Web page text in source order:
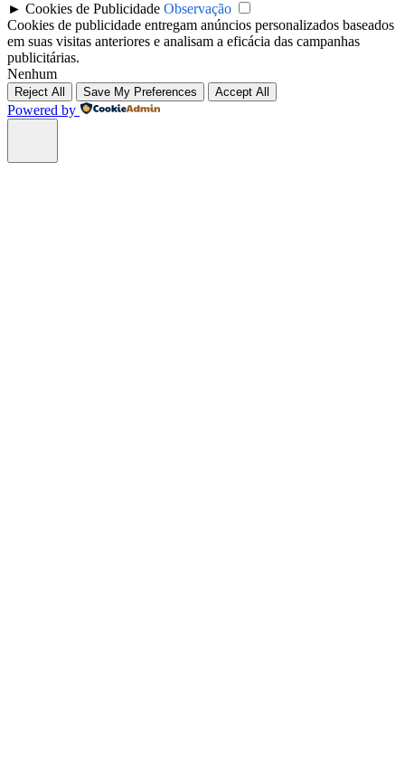
► Cookies de Publicidade Observação
Cookies de publicidade entregam anúncios personalizados baseados
em suas visitas anteriores e analisam a eficácia das campanhas
publicitárias.
Nenhum
Reject All Save My Preferences Accept All
Powered by